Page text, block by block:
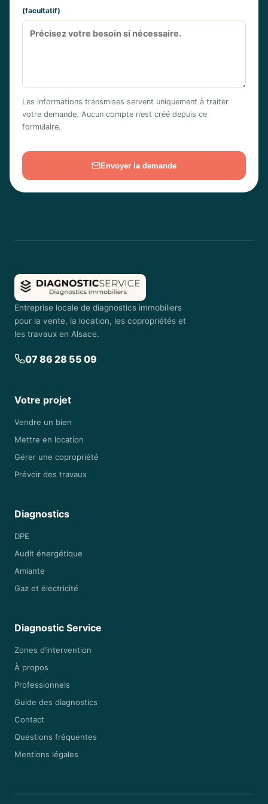
(facultatif)
Les informations transmises servent uniquement à traiter
votre demande. Aucun compte n’est créé depuis ce
formulaire.
Envoyer la demande
Entreprise locale de diagnostics immobiliers
pour la vente, la location, les copropriétés et
les travaux en Alsace.
07 86 28 55 09
Votre projet
Vendre un bien
Mettre en location
Gérer une copropriété
Prévoir des travaux
Diagnostics
DPE
Audit énergétique
Amiante
Gaz et électricité
Diagnostic Service
Zones d’intervention
À propos
Professionnels
Guide des diagnostics
Contact
Questions fréquentes
Mentions légales